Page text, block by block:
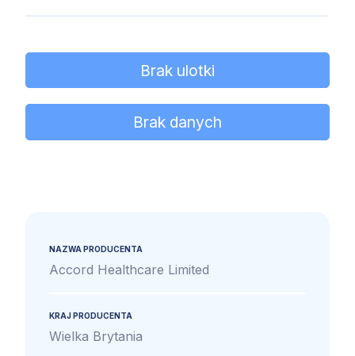
Brak ulotki
Brak danych
NAZWA PRODUCENTA
Accord Healthcare Limited
KRAJ PRODUCENTA
Wielka Brytania